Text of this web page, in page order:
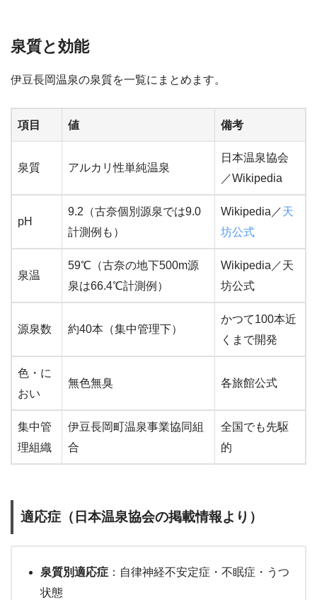
泉質と効能
伊豆長岡温泉の泉質を一覧にまとめます。
項目 値 備考
泉質 アルカリ性単純温泉
日本温泉協会
／Wikipedia
pH
9.2（古奈個別源泉では9.0
計測例も）
Wikipedia／天
坊公式
泉温
59℃（古奈の地下500m源
泉は66.4℃計測例）
Wikipedia／天
坊公式
源泉数 約40本（集中管理下）
かつて100本近
くまで開発
色・に
おい
無色無臭 各旅館公式
集中管
理組織
伊豆長岡町温泉事業協同組
合
全国でも先駆
的
適応症（日本温泉協会の掲載情報より）
泉質別適応症 ：自律神経不安定症・不眠症・うつ
状態